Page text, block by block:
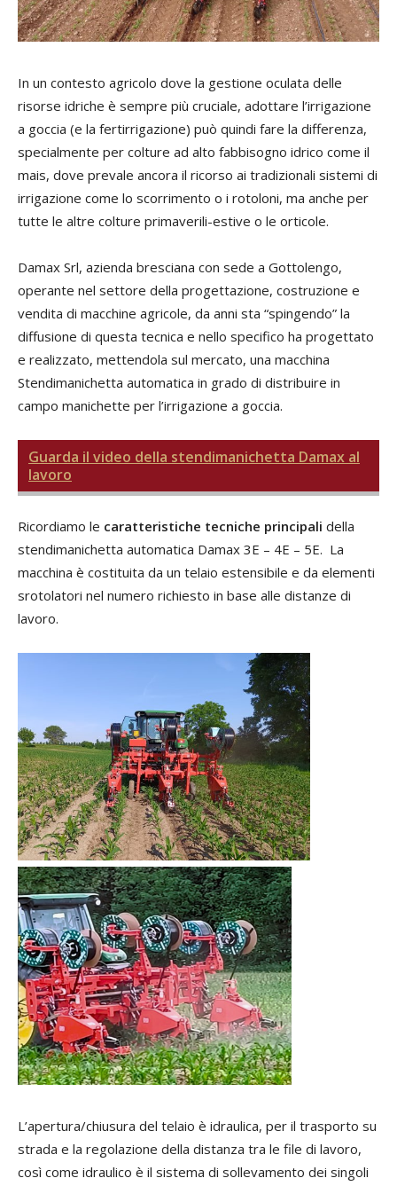
In un contesto agricolo dove la gestione oculata delle
risorse idriche è sempre più cruciale, adottare l’irrigazione
a goccia (e la fertirrigazione) può quindi fare la differenza,
specialmente per colture ad alto fabbisogno idrico come il
mais, dove prevale ancora il ricorso ai tradizionali sistemi di
irrigazione come lo scorrimento o i rotoloni, ma anche per
tutte le altre colture primaverili-estive o le orticole.
Damax Srl, azienda bresciana con sede a Gottolengo,
operante nel settore della progettazione, costruzione e
vendita di macchine agricole, da anni sta “spingendo” la
diffusione di questa tecnica e nello specifico ha progettato
e realizzato, mettendola sul mercato, una macchina
Stendimanichetta automatica in grado di distribuire in
campo manichette per l’irrigazione a goccia.
Guarda il video della stendimanichetta Damax al
lavoro
Ricordiamo le caratteristiche tecniche principali della
stendimanichetta automatica Damax 3E – 4E – 5E. La
macchina è costituita da un telaio estensibile e da elementi
srotolatori nel numero richiesto in base alle distanze di
lavoro.
L’apertura/chiusura del telaio è idraulica, per il trasporto su
strada e la regolazione della distanza tra le file di lavoro,
così come idraulico è il sistema di sollevamento dei singoli